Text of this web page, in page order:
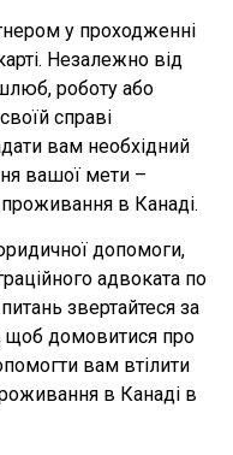
у проходженні
Незалежно від
роботу або
справі
вам необхідний
вашої мети –
в Канаді.
допомоги,
адвоката по
звертайтеся за
щоб домовитися про
вам втілити
в Канаді в